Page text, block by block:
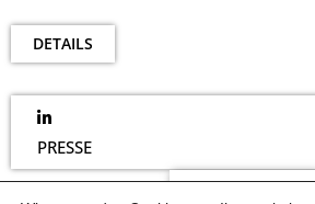
DETAILS
PRESSE